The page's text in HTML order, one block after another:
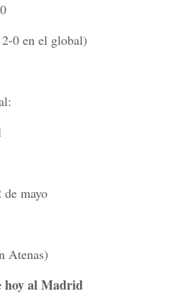
0 en el global)
mayo
Atenas)
hoy al Madrid